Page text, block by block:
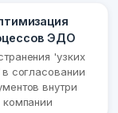
ЭДО
'узких
согласовании
внутри
компании